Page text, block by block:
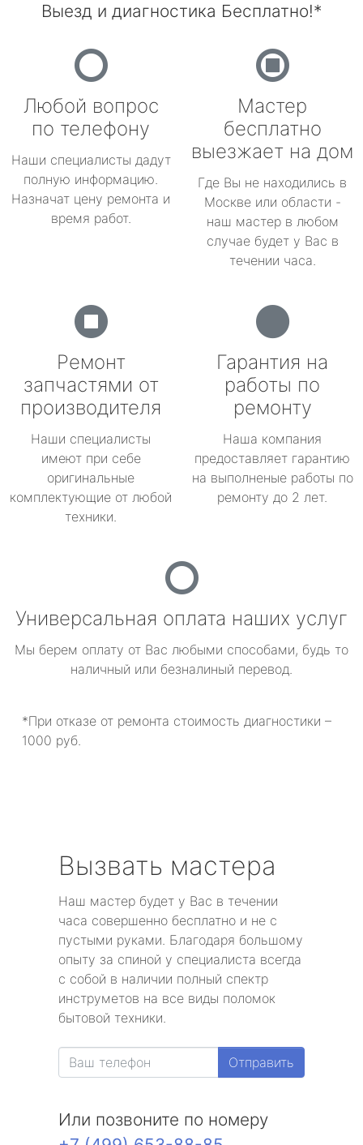
Выезд и диагностика Бесплатно!*
Любой вопрос
по телефону
Наши специалисты дадут
полную информацию.
Назначат цену ремонта и
время работ.
Мастер
бесплатно
выезжает на дом
Где Вы не находились в
Москве или области -
наш мастер в любом
случае будет у Вас в
течении часа.
Ремонт
запчастями от
производителя
Наши специалисты
имеют при себе
оригинальные
комплектующие от любой
техники.
Гарантия на
работы по
ремонту
Наша компания
предоставляет гарантию
на выполненые работы по
ремонту до 2 лет.
Универсальная оплата наших услуг
Мы берем оплату от Вас любыми способами, будь то
наличный или безналиный перевод.
*При отказе от ремонта стоимость диагностики –
1000 руб.
Вызвать мастера
Наш мастер будет у Вас в течении
часа совершенно бесплатно и не с
пустыми руками. Благодаря большому
опыту за спиной у специалиста всегда
с собой в наличии полный спектр
инструметов на все виды поломок
бытовой техники.
Отправить
Или позвоните по номеру